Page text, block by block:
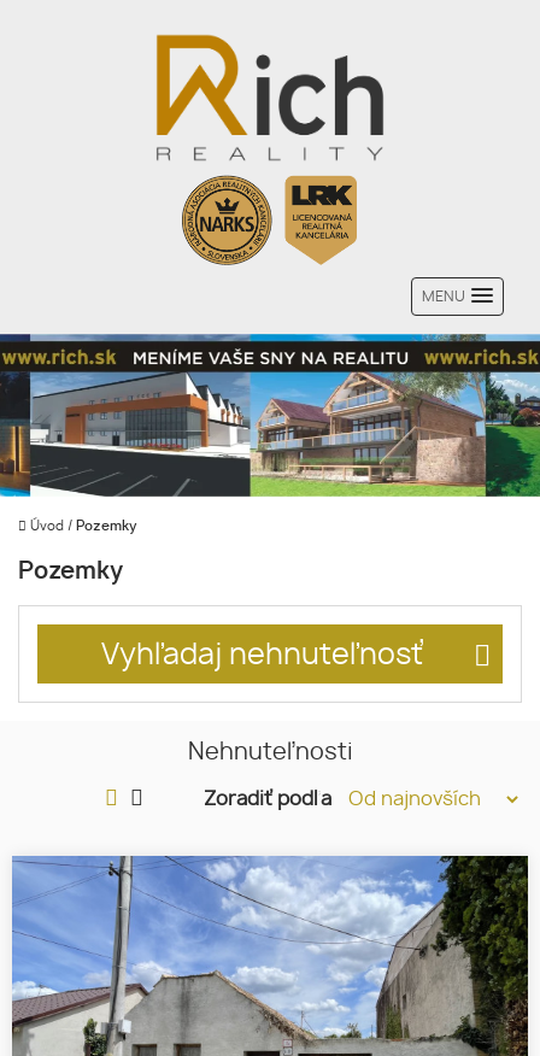
MENU
Úvod / Pozemky
Pozemky
Vyhľadaj nehnuteľnosť
Nehnuteľnosti
Zoradiť podľa